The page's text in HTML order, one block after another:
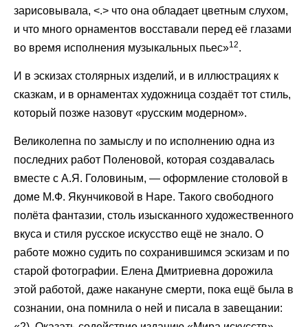
зарисовывала, <.> что она обладает цветным слухом,
и что много орнаментов восставали перед её глазами
во время исполнения музыкальных пьес»12.
И в эскизах столярных изделий, и в иллюстрациях к
сказкам, и в орнаментах художница создаёт тот стиль,
который позже назовут «русским модерном».
Великолепна по замыслу и по исполнению одна из
последних работ Поленовой, которая создавалась
вместе с А.Я. Головиным, — оформление столовой в
доме М.Ф. Якунчиковой в Наре. Такого свободного
полёта фантазии, столь изысканного художественного
вкуса и стиля русское искусство ещё не знало. О
работе можно судить по сохранившимся эскизам и по
старой фотографии. Елена Дмитриевна дорожила
этой работой, даже накануне смерти, пока ещё была в
сознании, она помнила о ней и писала в завещании: